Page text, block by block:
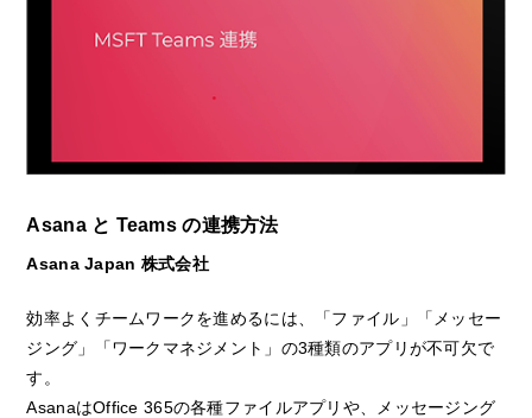
Asana と Teams の連携方法
Asana Japan 株式会社
効率よくチームワークを進めるには、「ファイル」「メッセー
ジング」「ワークマネジメント」の3種類のアプリが不可欠で
す。
AsanaはOffice 365の各種ファイルアプリや、メッセージング